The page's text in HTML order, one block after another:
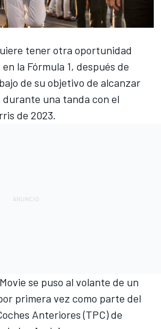
tener otra oportunidad
la Fórmula 1, después de
de su objetivo de alcanzar
durante una tanda con el
de 2023.
se puso al volante de un
primera vez como parte del
Anteriores (TPC) de